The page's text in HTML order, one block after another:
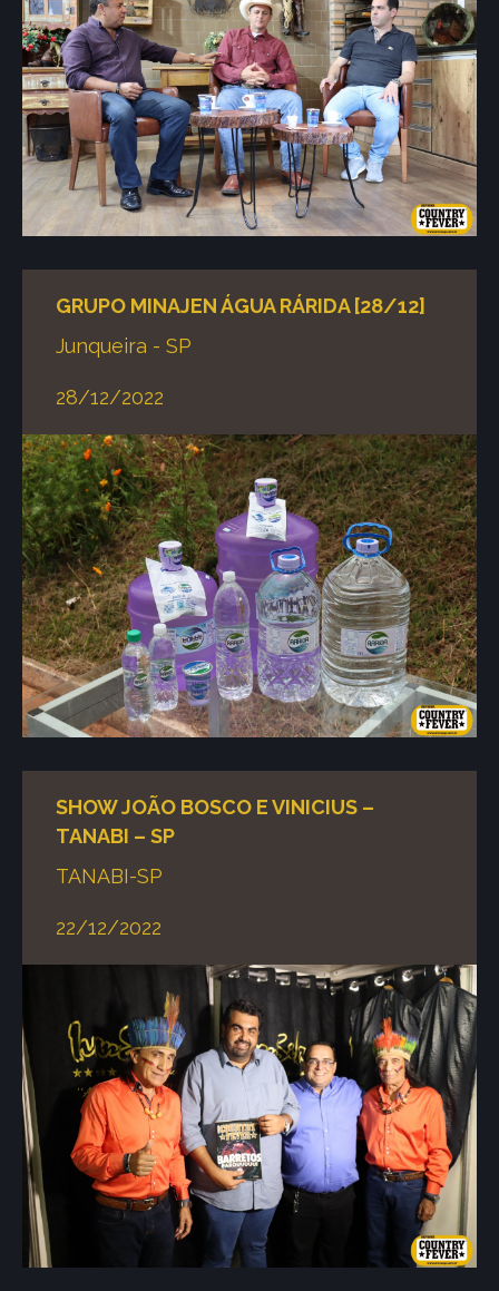
GRUPO MINAJEN ÁGUA RÁRIDA [28/12]
Junqueira - SP
28/12/2022
SHOW JOÃO BOSCO E VINICIUS –
TANABI – SP
TANABI-SP
22/12/2022